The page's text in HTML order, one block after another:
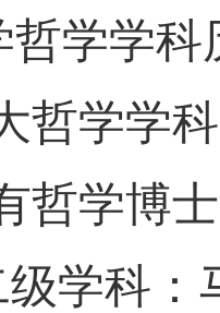
哲学学
哲学学
哲学博
级学科：